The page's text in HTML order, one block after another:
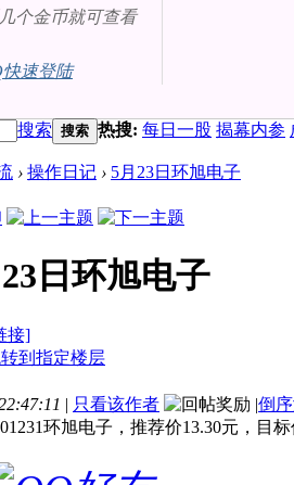
个金币就可查看
快速登陆
搜索 搜索 热搜: 每日一股 揭幕内参
› 操作日记 › 5月23日环旭电子
日环旭电子
接]
| 只看该作者 |倒
环旭电子，推荐价13.30元，目